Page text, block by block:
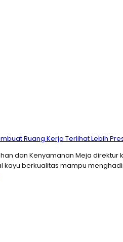
Ruang Kerja Terlihat Lebih
dan Kenyamanan Meja
kayu berkualitas mampu